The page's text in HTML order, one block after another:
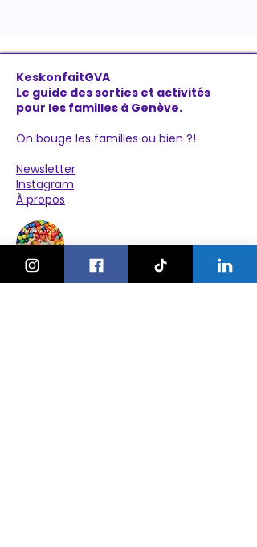
KeskonfaitGVA
Le guide des sorties et activités
pour les familles à Genève.
On bouge les familles ou bien ?!
Newsletter
Instagram
À propos